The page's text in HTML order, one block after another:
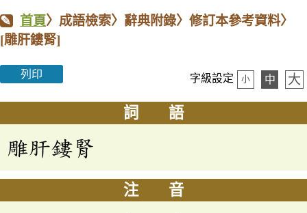
首頁〉成語檢索〉辭典附錄〉修訂本參考資料〉
[雕肝鏤腎]
列印 字級設定 小 中 大
詞 語
雕肝鏤腎
注 音